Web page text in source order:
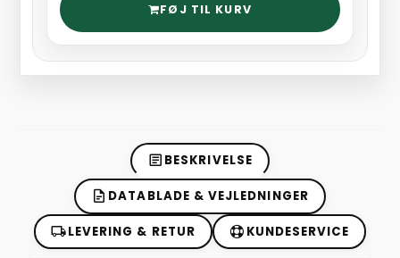
FØJ TIL KURV
BESKRIVELSE
DATABLADE & VEJLEDNINGER
LEVERING & RETUR KUNDESERVICE